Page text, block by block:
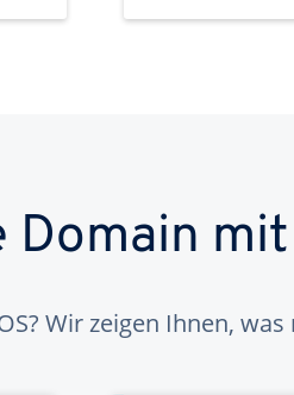
Domain mit
Wir zeigen Ihnen,